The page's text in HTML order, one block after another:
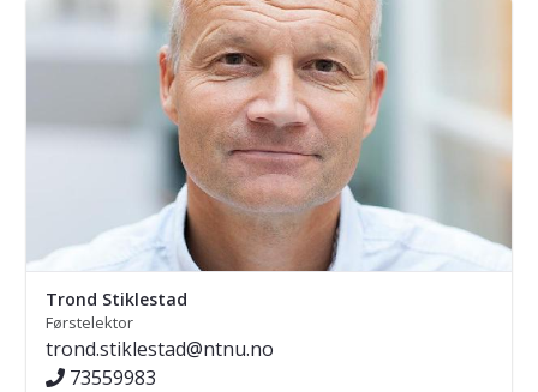
Trond Stiklestad
Førstelektor
trond.stiklestad@ntnu.no
73559983